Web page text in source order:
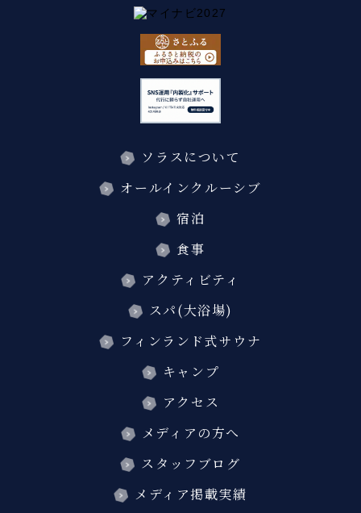
ソラスについて
オールインクルーシブ
宿泊
食事
アクティビティ
スパ(大浴場)
フィンランド式サウナ
キャンプ
アクセス
メディアの方へ
スタッフブログ
メディア掲載実績